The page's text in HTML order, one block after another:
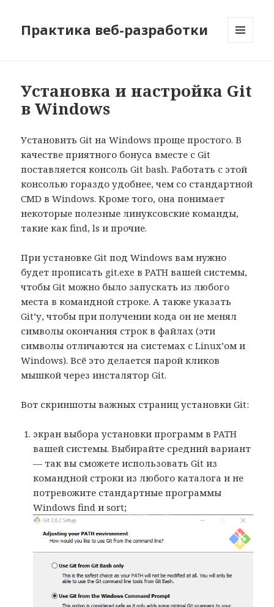
Практика веб-разработки
Установка и настройка Git
в Windows
Установить Git на Windows проще простого. В
качестве приятного бонуса вместе с Git
поставляется консоль Git bash. Работать с этой
консолью гораздо удобнее, чем со стандартной
CMD в Windows. Кроме того, она понимает
некоторые полезные линуксовские команды,
такие как find, ls и прочие.
При установке Git под Windows вам нужно
будет прописать git.exe в PATH вашей системы,
чтобы Git можно было запускать из любого
места в командной строке. А также указать
Git’у, чтобы при получении кода он не менял
символы окончания строк в файлах (эти
символы отличаются на системах с Linux’ом и
Windows). Всё это делается парой кликов
мышкой через инсталятор Git.
Вот скриншоты важных страниц установки Git:
экран выбора установки программ в PATH
вашей системы. Выбирайте средний вариант
— так вы сможете использовать Git из
командной строки из любого каталога и не
потревожите стандартные программы
Windows find и sort;